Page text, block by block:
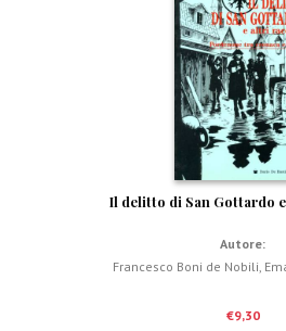
Il delitto di San Gottardo
Autore:
Francesco Boni de Nobili
€9,30